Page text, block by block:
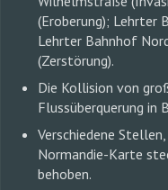
(Eroberung); Lehrter
Lehrter Bahnhof
(Zerstörung).
Die Kollision von
Flussüberquerung in
Verschiedene
Normandie-Karte
behoben.